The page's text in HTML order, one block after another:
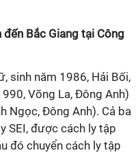
Bắc Giang tại Công
sinh năm 1986, Hải Bối,
Võng La, Đông Anh)
Ngọc, Đông Anh). Cả ba
SEI, được cách ly tập
đó chuyển cách ly tập